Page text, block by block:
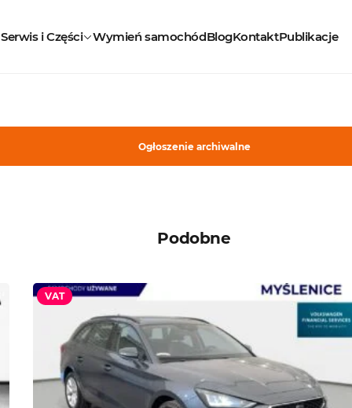
Serwis i Części Wymień samochódBlogKontaktPublikacje
Ogłoszenie archiwalne
Podobne
VAT